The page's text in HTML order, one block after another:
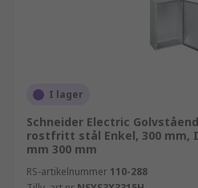
I lager
Schneider Electric
rostfritt stål Enkel, 300 mm,
mm 300 mm
RS-artikelnummer 110-288